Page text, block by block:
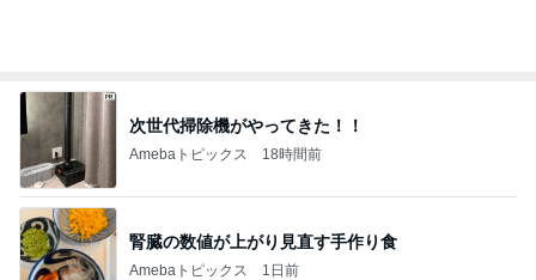
次世代掃除機がやってきた！！
Amebaトピックス 18時間前
腎臓の数値が上がり見直す手作り食
Amebaトピックス 1日前